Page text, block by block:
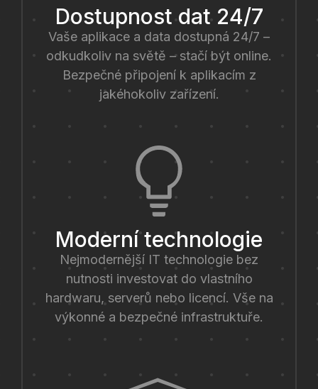
Dostupnost dat 24/7
Vaše aplikace a data dostupná 24/7 –
odkudkoliv na světě – stačí být online.
Bezpečné připojení k aplikacím z
jakéhokoliv zařízení.
Moderní technologie
Nejmodernější IT technologie bez
nutnosti investovat do vlastního
hardwaru, serverů nebo licencí. Vše na
výkonné a bezpečné infrastruktuře.